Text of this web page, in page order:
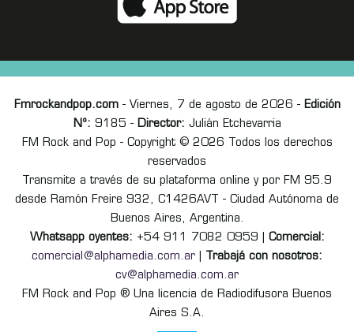
Fmrockandpop.com- Viernes, 7 de agosto de 2026 - Edición
Nº: 9185 - Director: Julián Etchevarria
FM Rock and Pop - Copyright © 2026 Todos los derechos
reservados
Transmite a través de su plataforma online y por FM 95.9
desde Ramón Freire 932, C1426AVT - Ciudad Autónoma de
Buenos Aires, Argentina.
Whatsapp oyentes: +54 911 7082 0959 | Comercial:
comercial@alphamedia.com.ar
Trabajá con nosotros:
cv@alphamedia.com.ar
FM Rock and Pop ® Una licencia de Radiodifusora Buenos
Aires S.A.